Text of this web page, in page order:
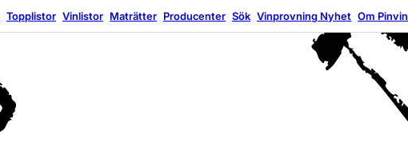
Topplistor Vinlistor Maträtter Producenter Sök Vinprovning Nyhet Om